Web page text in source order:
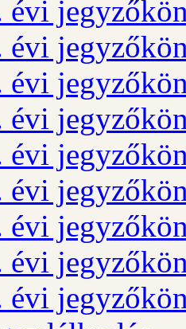
évi
évi
évi
évi
évi
évi
évi
évi
évi